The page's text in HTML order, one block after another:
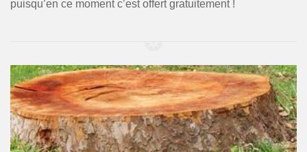
puisqu’en ce moment c’est offert gratuitement !